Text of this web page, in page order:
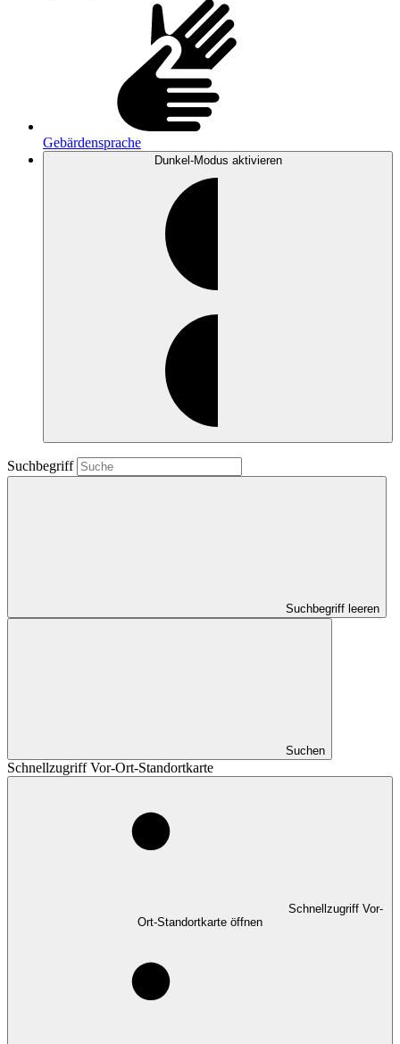
Gebärdensprache
Dunkel-Modus aktivieren
Suchbegriff
Suchbegriff leeren
Suchen
Schnellzugriff Vor-Ort-Standortkarte
Schnellzugriff Vor-
Ort-Standortkarte öffnen